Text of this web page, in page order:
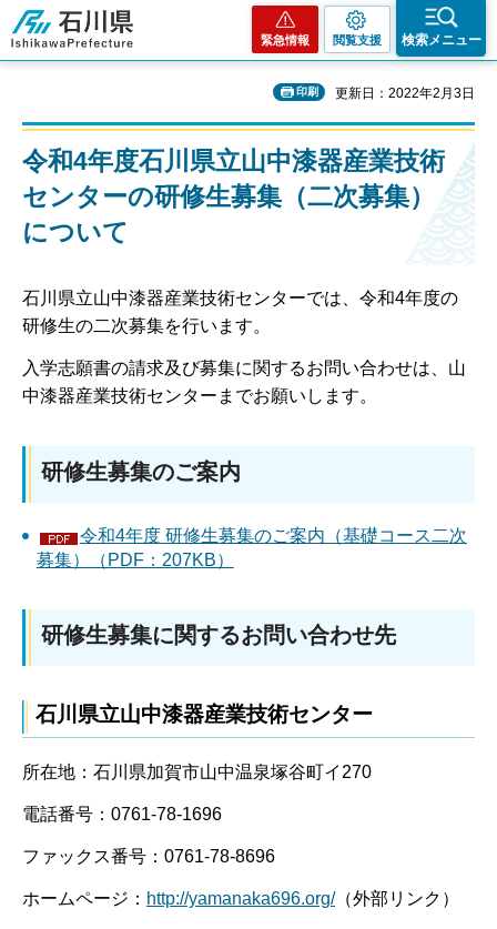
石川県
緊急情報 閲覧支援 検索メニュー
印刷 更新日：2022年2月3日
令和4年度石川県立山中漆器産業技術
センターの研修生募集（二次募集）
について
石川県立山中漆器産業技術センターでは、令和4年度の
研修生の二次募集を行います。
入学志願書の請求及び募集に関するお問い合わせは、山
中漆器産業技術センターまでお願いします。
研修生募集のご案内
令和4年度 研修生募集のご案内（基礎コース二次
募集）（PDF：207KB）
研修生募集に関するお問い合わせ先
石川県立山中漆器産業技術センター
所在地：石川県加賀市山中温泉塚谷町イ270
電話番号：0761-78-1696
ファックス番号：0761-78-8696
ホームページ： http://yamanaka696.org/（外部リンク）